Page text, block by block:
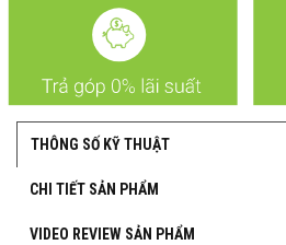
THÔNG SỐ KỸ THUẬT
CHI TIẾT SẢN PHẨM
VIDEO REVIEW SẢN PHẨM